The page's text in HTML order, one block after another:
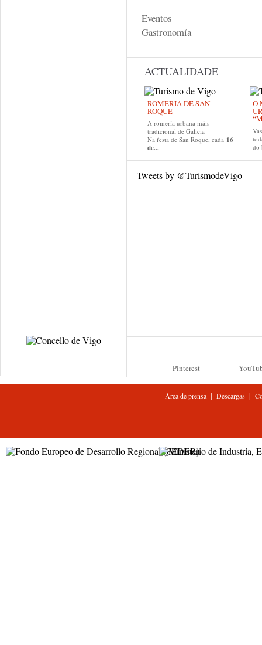
Eventos
Gastronomía
ACTUALIDADE
ROMERÍA DE SAN
ROQUE
A romería urbana máis
tradicional de Galicia
Na festa de San Roque, cada 16
de...
O
do
Tweets by @TurismodeVigo
Pinterest
Área de prensa| Descargas|